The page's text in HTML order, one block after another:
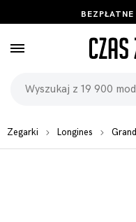
Zegarki Longines